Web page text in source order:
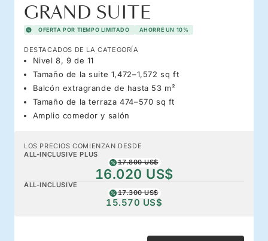
GRAND SUITE
OFERTA POR TIEMPO LIMITADO AHORRE UN 10%
DESTACADOS DE LA CATEGORÍA
Nivel 8, 9 de 11
Tamaño de la suite 1,472–1,572 sq ft
Balcón extragrande de hasta 53 m²
Tamaño de la terraza 474–570 sq ft
Amplio comedor y salón
LOS PRECIOS COMIENZAN DESDE
ALL-INCLUSIVE PLUS
17.800 US$
16.020 US$
ALL-INCLUSIVE
17.300 US$
15.570 US$